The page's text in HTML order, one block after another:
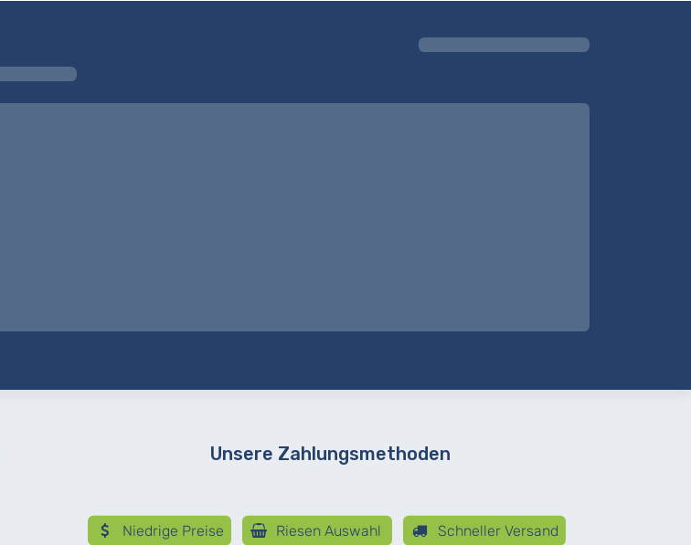
Unsere Zahlungsmethoden
Niedrige Preise Riesen Auswahl Schneller Versand